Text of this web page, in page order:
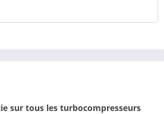
sur tous les turbocompresseurs